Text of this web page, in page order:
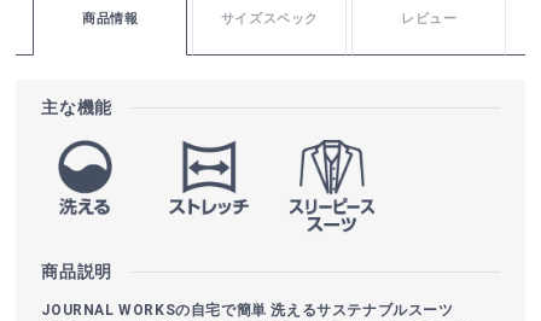
商品情報 サイズスペック レビュー
主な機能
商品説明
JOURNAL WORKSの自宅で簡単 洗えるサステナブルスーツ